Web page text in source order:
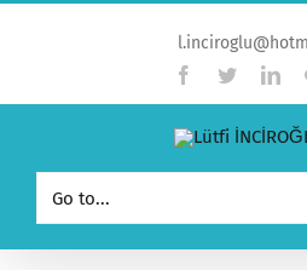
Facebook
Twitter
Go to...